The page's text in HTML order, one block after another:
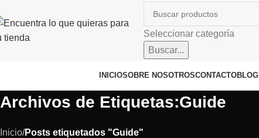
Seleccionar categoría
Buscar...
INICIOSOBRE NOSOTROSCONTACTOBLOG
Archivos de Etiquetas:Guide
Inicio/Posts etiquetados "Guide"